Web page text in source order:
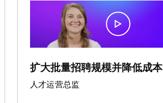
扩大批量招聘规模并降低成本
人才运营总监